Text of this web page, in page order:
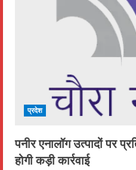
प्रदेश
पनीर एनालॉग उत्पादों पर
होगी कड़ी कार्रवाई